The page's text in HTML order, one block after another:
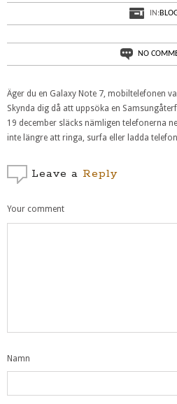
IN:
NO
Äger du en Galaxy Note 7, mobiltelefonen
Skynda dig då att uppsöka en
19 december släcks nämligen telefonerna
inte längre att ringa, surfa eller ladda
Leave a Reply
Your comment
Namn